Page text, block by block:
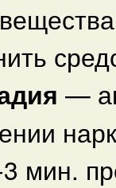
—
мин.